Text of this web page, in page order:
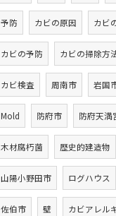
予防 カビの原因 カビ
カビの予防 カビの掃除方
カビ検査 周南市 岩国
Mold 防府市 防府天満
木材腐朽菌 歴史的建造物
山陽小野田市 ログハウス
佐伯市 壁 カビアレル